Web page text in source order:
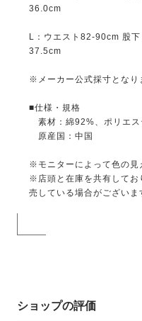
36.0cm
L：ウエスト82-90cm 股
37.5cm
※メーカー公式採寸となり
■仕様・規格
素材：綿92%、ポリエス
原産国：中国
※モニターによって色の見
※店頭と在庫を共有してお
売している場合がございま
ショップの評価